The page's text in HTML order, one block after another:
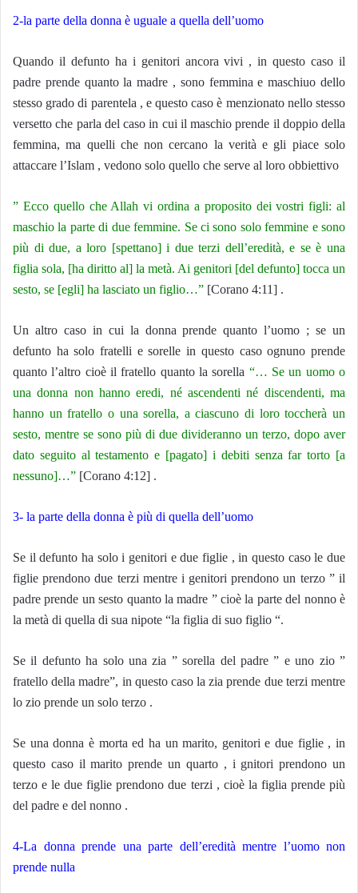
2-la parte della donna è uguale a quella dell’uomo
Quando il defunto ha i genitori ancora vivi , in questo caso il
padre prende quanto la madre , sono femmina e maschiuo dello
stesso grado di parentela , e questo caso è menzionato nello stesso
versetto che parla del caso in cui il maschio prende il doppio della
femmina, ma quelli che non cercano la verità e gli piace solo
attaccare l’Islam , vedono solo quello che serve al loro obbiettivo
” Ecco quello che Allah vi ordina a proposito dei vostri figli: al
maschio la parte di due femmine. Se ci sono solo femmine e sono
più di due, a loro [spettano] i due terzi dell’eredità, e se è una
figlia sola, [ha diritto al] la metà. Ai genitori [del defunto] tocca un
sesto, se [egli] ha lasciato un figlio…” [Corano 4:11] .
Un altro caso in cui la donna prende quanto l’uomo ; se un
defunto ha solo fratelli e sorelle in questo caso ognuno prende
quanto l’altro cioè il fratello quanto la sorella “… Se un uomo o
una donna non hanno eredi, né ascendenti né discendenti, ma
hanno un fratello o una sorella, a ciascuno di loro toccherà un
sesto, mentre se sono più di due divideranno un terzo, dopo aver
dato seguito al testamento e [pagato] i debiti senza far torto [a
nessuno]…” [Corano 4:12] .
3- la parte della donna è più di quella dell’uomo
Se il defunto ha solo i genitori e due figlie , in questo caso le due
figlie prendono due terzi mentre i genitori prendono un terzo ” il
padre prende un sesto quanto la madre ” cioè la parte del nonno è
la metà di quella di sua nipote “la figlia di suo figlio “.
Se il defunto ha solo una zia ” sorella del padre ” e uno zio ”
fratello della madre”, in questo caso la zia prende due terzi mentre
lo zio prende un solo terzo .
Se una donna è morta ed ha un marito, genitori e due figlie , in
questo caso il marito prende un quarto , i gnitori prendono un
terzo e le due figlie prendono due terzi , cioè la figlia prende più
del padre e del nonno .
4-La donna prende una parte dell’eredità mentre l’uomo non
prende nulla